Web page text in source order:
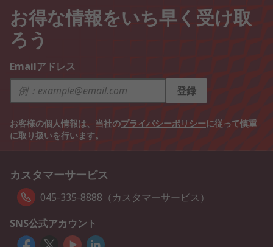
お得な情報をいち早く受け取
ろう
Emailアドレス
登録
お客様の個人情報は、当社のプライバシーポリシーに従って慎重
に取り扱いを行います。
カスタマーサービス
045-335-8888（カスタマーサービス）
SNS公式アカウント